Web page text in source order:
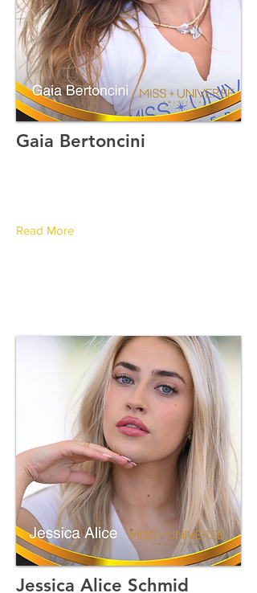
Gaia Bertoncini
Read More
Jessica Alice Schmid